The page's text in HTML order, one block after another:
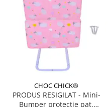
CHOC CHICK®
PRODUS RESIGILAT - Mini-
Bumper protectie pat,